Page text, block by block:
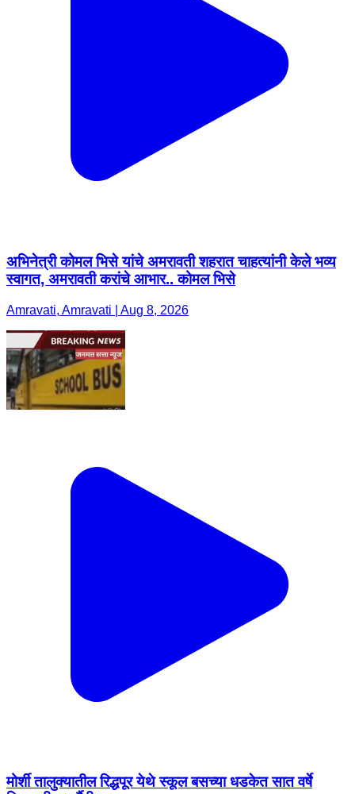
अभिनेत्री कोमल भिसे यांचे अमरावती शहरात चाहत्यांनी केले भव्य
स्वागत, अमरावती करांचे आभार.. कोमल भिसे
Amravati, Amravati | Aug 8, 2026
मोर्शी तालुक्यातील रिद्धपूर येथे स्कूल बसच्या धडकेत सात वर्षे